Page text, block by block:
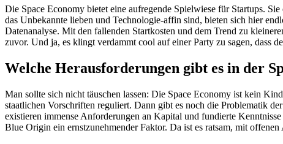
Die Space Economy bietet eine aufregende Spielwiese für Startups.
das Unbekannte lieben und Technologie-affin sind, bieten sich hier
Datenanalyse. Mit den fallenden Startkosten und dem Trend zu
zuvor. Und ja, es klingt verdammt cool auf einer Party zu sagen, dass
Welche Herausforderungen gibt es in der
Man sollte sich nicht täuschen lassen: Die Space Economy ist kein
staatlichen Vorschriften reguliert. Dann gibt es noch die Problematik
existieren immense Anforderungen an Kapital und fundierte
Blue Origin ein ernstzunehmender Faktor. Da ist es ratsam, mit